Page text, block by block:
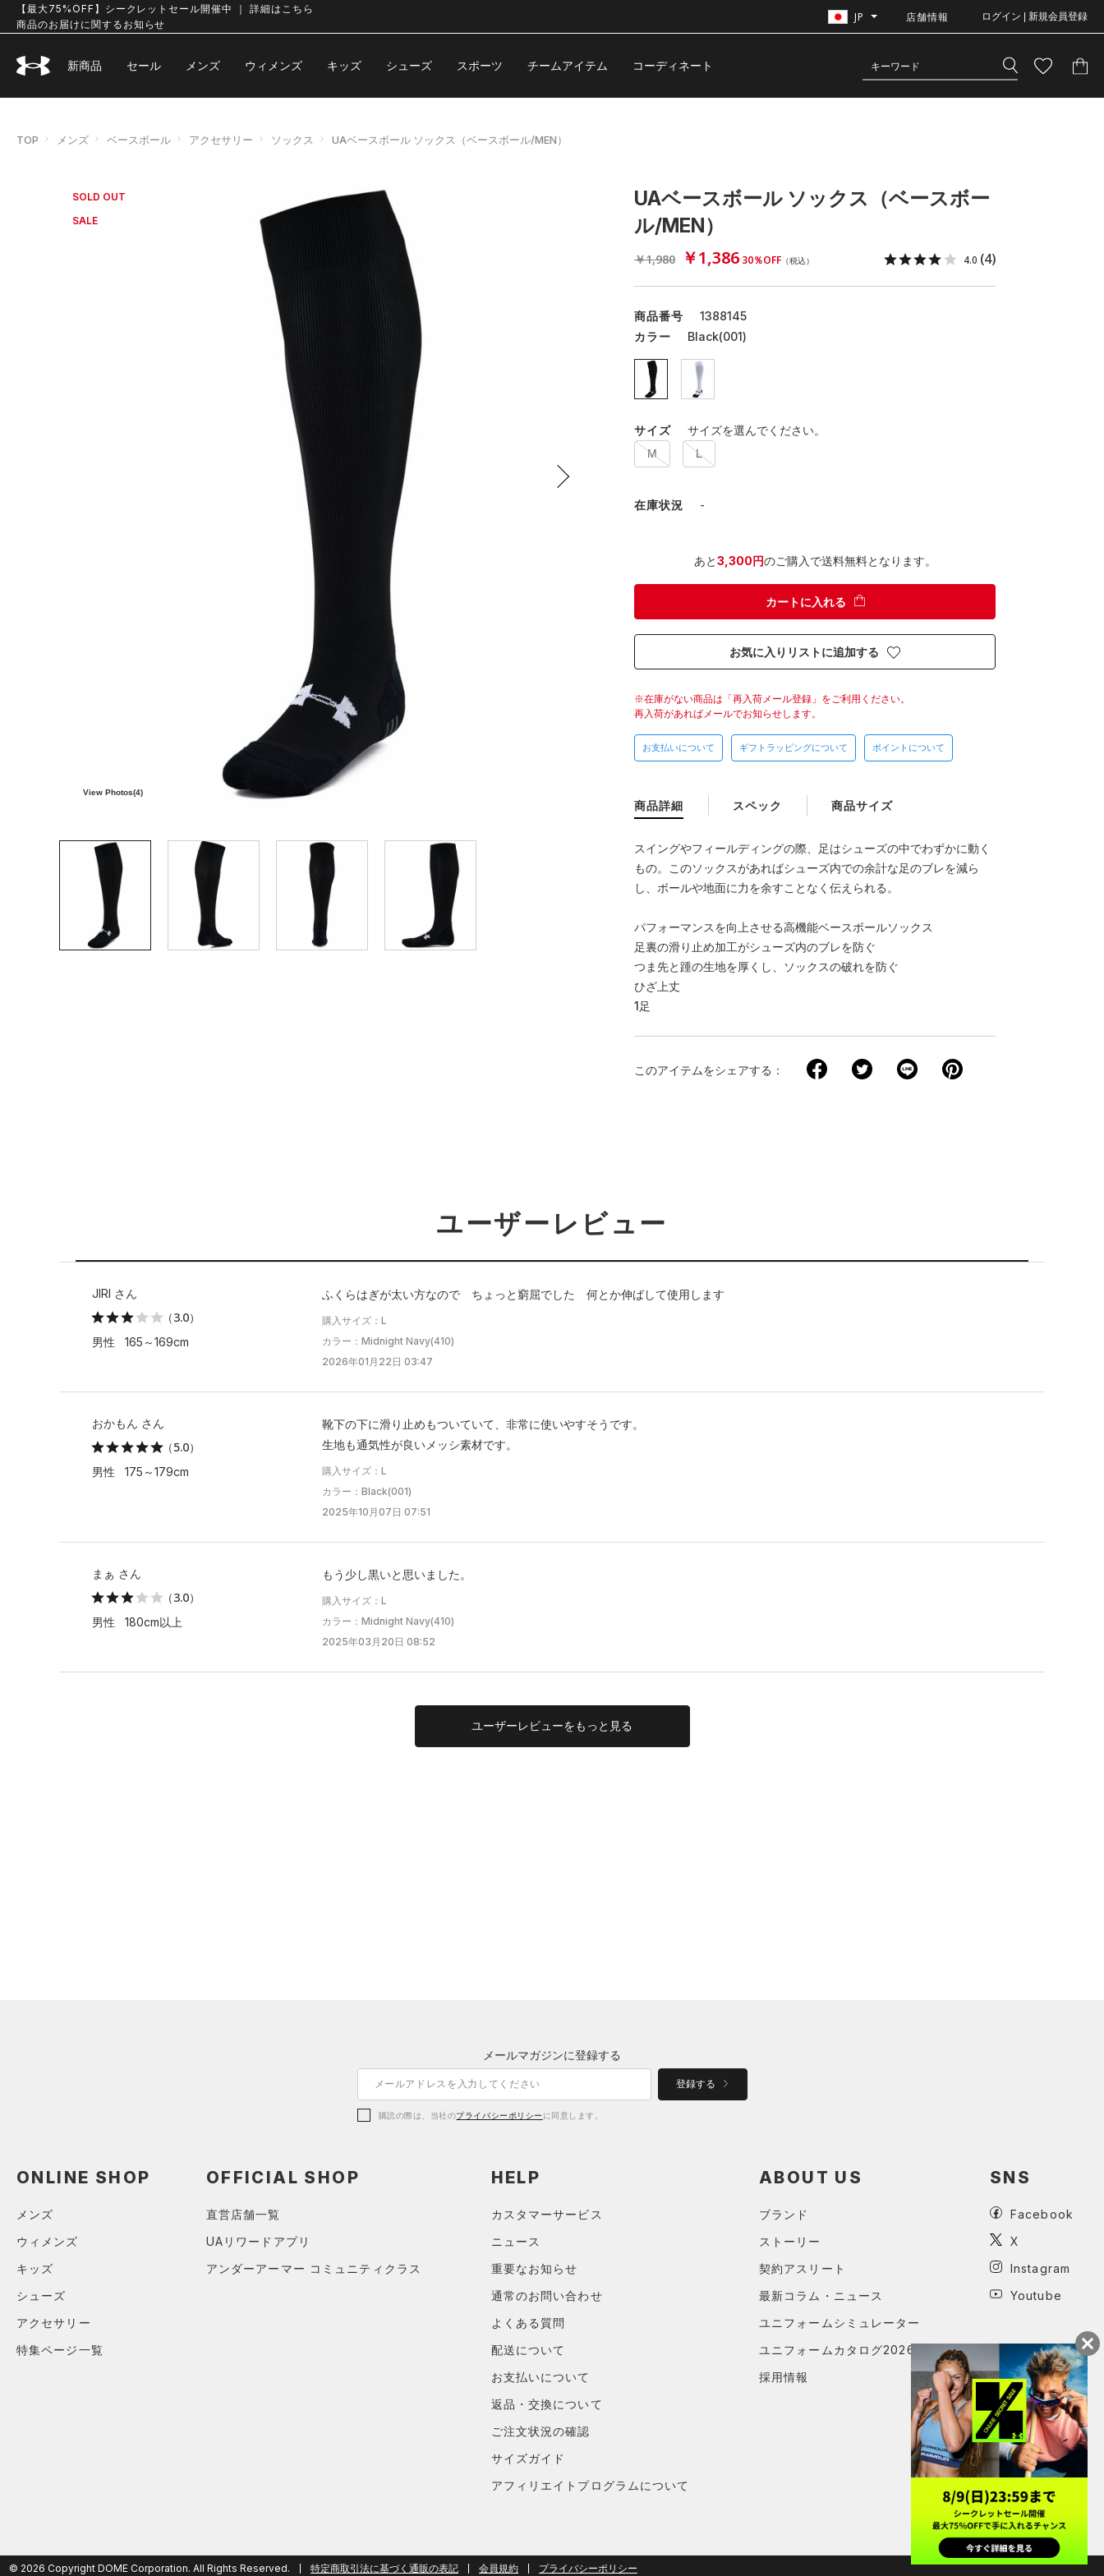
【最大75%OFF】シークレットセール開催中 ｜ 詳細はこちら
商品のお届けに関するお知らせ
JP 店舗情報 ログイン | 新規会員登録
新商品 セール メンズ ウィメンズ キッズ シューズ スポーツ チームアイテム コーディネート
TOP メンズ ベースボール アクセサリー ソックス UAベースボール ソックス（ベースボール/MEN）
SOLD OUT
SALE
View Photos(4)
UAベースボール ソックス（ベースボー
ル/MEN）
￥1,980 ￥1,386 30％OFF （税込） 4.0 (4)
商品番号
1388145
カラー
Black(001)
サイズ サイズを選んでください。
M L
在庫状況 -
あと3,300円のご購入で送料無料となります。
カートに入れる
お気に入りリストに追加する
在庫がない商品は「再入荷メール登録」をご利用ください。
再入荷があればメールでお知らせします。
お支払いについて ギフトラッピングについて ポイントについて
商品詳細
スイングやフィールディングの際、足はシューズの中でわずかに動く
もの。このソックスがあればシューズ内での余計な足のブレを減ら
し、ボールや地面に力を余すことなく伝えられる。
パフォーマンスを向上させる高機能ベースボールソックス
足裏の滑り止め加工がシューズ内のブレを防ぐ
つま先と踵の生地を厚くし、ソックスの破れを防ぐ
ひざ上丈
1足
スペック 商品サイズ
このアイテムをシェアする
ユーザーレビュー
JIRI さん
（3.0）
男性 165～169cm
ふくらはぎが太い方なので ちょっと窮屈でした 何とか伸ばして使用します
購入サイズ：L
カラー：Midnight Navy(410)
2026年01月22日 03:47
おかもん さん
（5.0）
男性 175～179cm
靴下の下に滑り止めもついていて、非常に使いやすそうです。
生地も通気性が良いメッシ素材です。
購入サイズ：L
カラー：Black(001)
2025年10月07日 07:51
まぁ さん
（3.0）
男性 180cm以上
もう少し黒いと思いました。
購入サイズ：L
カラー：Midnight Navy(410)
2025年03月20日 08:52
ユーザーレビューをもっと見る
メールマガジンに登録する
登録する
購読の際は、当社のプライバシーポリシー に同意します。
ONLINE SHOP
メンズ
ウィメンズ
キッズ
シューズ
アクセサリー
特集ページ一覧
OFFICIAL SHOP
直営店舗一覧
UAリワードアプリ
アンダーアーマー コミュニティクラス
HELP
カスタマーサービス
ニュース
重要なお知らせ
通常のお問い合わせ
よくある質問
配送について
お支払いについて
返品・交換について
ご注文状況の確認
サイズガイド
アフィリエイトプログラムについて
ABOUT US
ブランド
ストーリー
契約アスリート
最新コラム・ニュース
ユニフォームシミュレーター
ユニフォームカタログ2026
採用情報
SNS
Facebook
X
Instagram
Youtube
特定商取引法に基づく通販の表記 会員規約 プライバシーポリシー
© 2026 Copyright DOME Corporation. All Rights Reserved.